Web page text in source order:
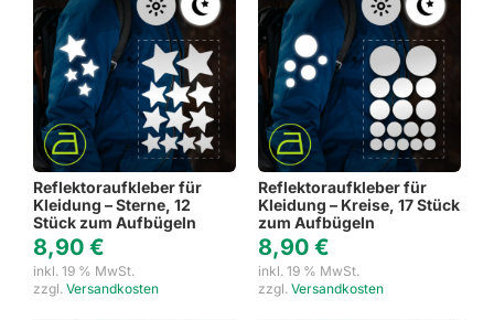
Reflektoraufkleber für
Kleidung – Sterne, 12
Stück zum Aufbügeln
8,90 €
inkl. 19 % MwSt.
zzgl. Versandkosten
Reflektoraufkleber für
Kleidung – Kreise, 17 Stück
zum Aufbügeln
8,90 €
inkl. 19 % MwSt.
zzgl. Versandkosten